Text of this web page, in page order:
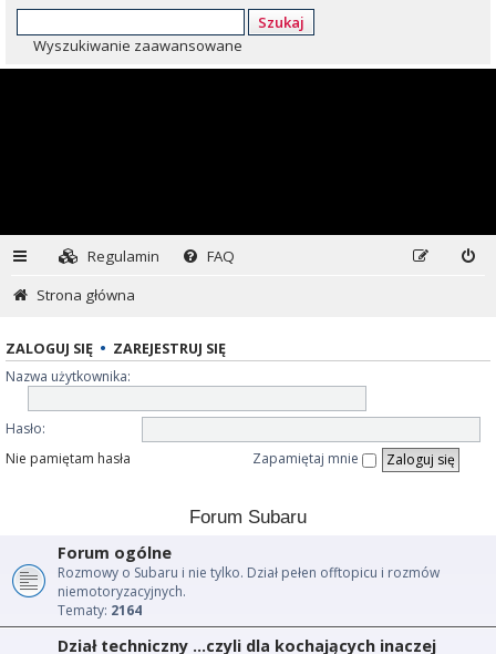
Szukaj
Wyszukiwanie zaawansowane
Regulamin
FAQ
Strona główna
ZALOGUJ SIĘ • ZAREJESTRUJ SIĘ
Nazwa użytkownika:
Hasło:
Nie pamiętam hasła
Zapamiętaj mnie
Forum Subaru
Forum ogólne
Rozmowy o Subaru i nie tylko. Dział pełen offtopicu i rozmów
niemotoryzacyjnych.
Tematy: 2164
Dział techniczny ...czyli dla kochających inaczej